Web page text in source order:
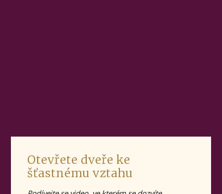
Otevřete dveře ke
šťastnému vztahu